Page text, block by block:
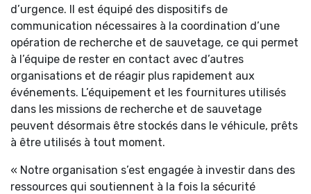
d’urgence. Il est équipé des dispositifs de
communication nécessaires à la coordination d’une
opération de recherche et de sauvetage, ce qui permet
à l’équipe de rester en contact avec d’autres
organisations et de réagir plus rapidement aux
événements. L’équipement et les fournitures utilisés
dans les missions de recherche et de sauvetage
peuvent désormais être stockés dans le véhicule, prêts
à être utilisés à tout moment.
« Notre organisation s’est engagée à investir dans des
ressources qui soutiennent à la fois la sécurité